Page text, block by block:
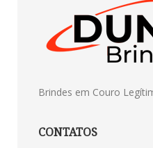
Brindes em Couro
CONTATOS